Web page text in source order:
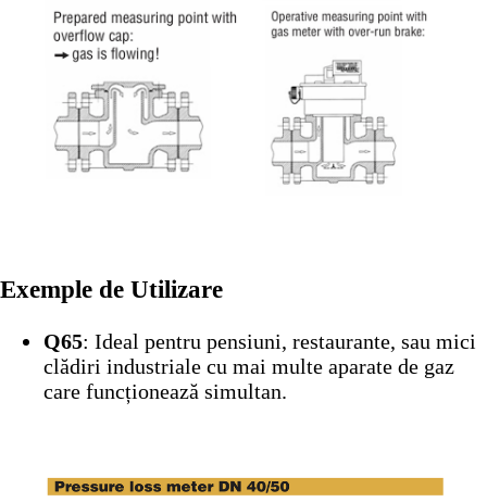
Exemple de Utilizare
Q65: Ideal pentru pensiuni, restaurante, sau mici
clădiri industriale cu mai multe aparate de gaz
care funcționează simultan.